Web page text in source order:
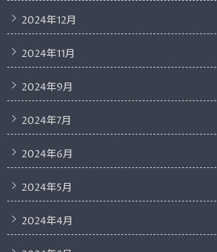
2024年12月
2024年11月
2024年9月
2024年7月
2024年6月
2024年5月
2024年4月